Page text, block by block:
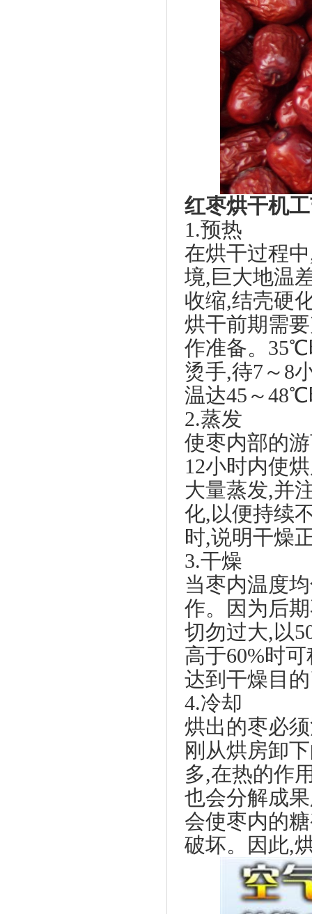
红枣烘干机
1.预热
在烘干过程
境,巨大地温
收缩,结壳硬
烘干前期需
作准备。35℃
烫手,待7～8
温达45～
2.蒸发
使枣内部的
12小时内使
大量蒸发,并
化,以便持续
时,说明干燥
3.干燥
当枣内温度
作。因为后
切勿过大,以
高于60%时
达到干燥目
4.冷却
烘出的枣必
刚从烘房卸
多,在热的作
也会分解成
会使枣内的
破坏。因此,